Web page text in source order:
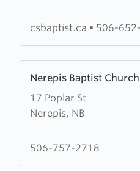
Church
csbaptist.ca • 506-
Nerepis Baptist Church
17 Poplar St
Nerepis, NB
more
about
Nerepis
Church
506-757-2718